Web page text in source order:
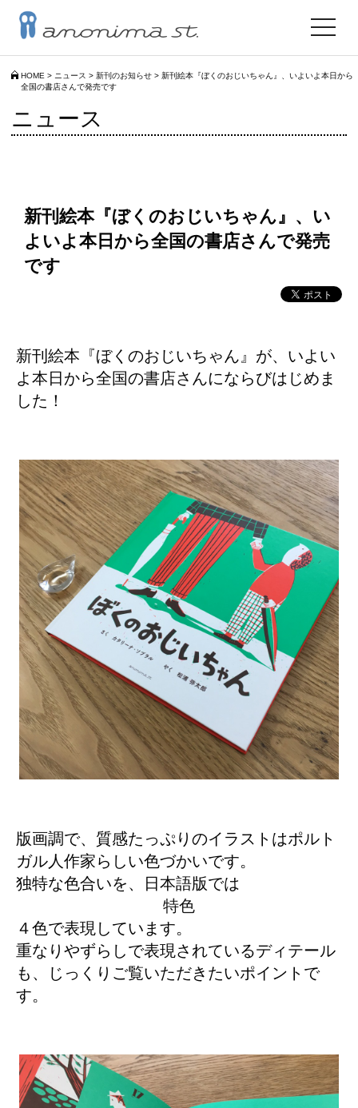
HOME > ニュース > 新刊のお知らせ > 新刊絵本『ぼくのおじいちゃん』、いよいよ本日から
全国の書店さんで発売です
toggle
ニュース
新刊絵本『ぼくのおじいちゃん』、い
よいよ本日から全国の書店さんで発売
です
新刊絵本『ぼくのおじいちゃん』が、いよい
よ本日から全国の書店さんにならびはじめま
した！
版画調で、質感たっぷりのイラストはポルト
ガル人作家らしい色づかいです。
独特な色合いを、日本語版では
特色
４色で表現しています。
重なりやずらしで表現されているディテール
も、じっくりご覧いただきたいポイントで
す。